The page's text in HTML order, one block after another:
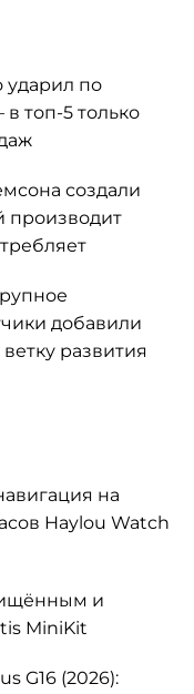
по
топ-5 только
создали
производит
добавили
развития
на
Haylou Watch
и
MiniKit
G16 (2026):